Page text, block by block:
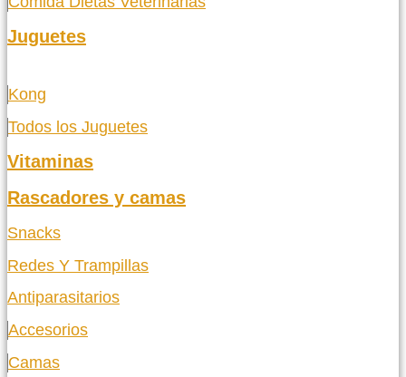
Juguetes
Kong
Todos los Juguetes
Vitaminas
Rascadores y camas
Snacks
Redes Y Trampillas
Antiparasitarios
Accesorios
Camas